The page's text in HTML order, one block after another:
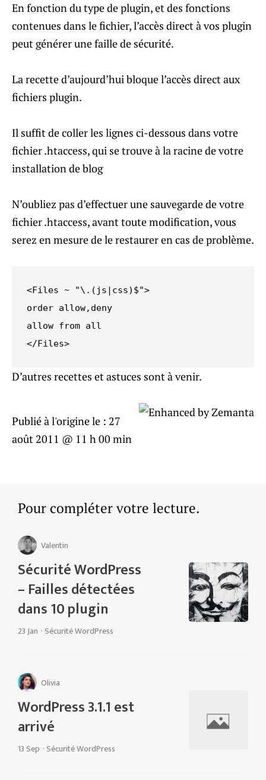
En fonction du type de plugin, et des fonctions
contenues dans le fichier, l’accès direct à vos plugin
peut générer une faille de sécurité.
La recette d’aujourd’hui bloque l’accès direct aux
fichiers plugin.
Il suffit de coller les lignes ci-dessous dans votre
fichier .htaccess, qui se trouve à la racine de votre
installation de blog
N’oubliez pas d’effectuer une sauvegarde de votre
fichier .htaccess, avant toute modification, vous
serez en mesure de le restaurer en cas de problème.
<Files ~ "\.(js|css)$">
order allow,deny
allow from all
</Files>
D’autres recettes et astuces sont à venir.
Publié à l'origine le : 27
août 2011 @ 11 h 00 min
Pour compléter votre lecture.
Valentin
Sécurité WordPress
– Failles détectées
dans 10 plugin
23 Jan · Sécurité WordPress
Olivia
WordPress 3.1.1 est
arrivé
13 Sep · Sécurité WordPress